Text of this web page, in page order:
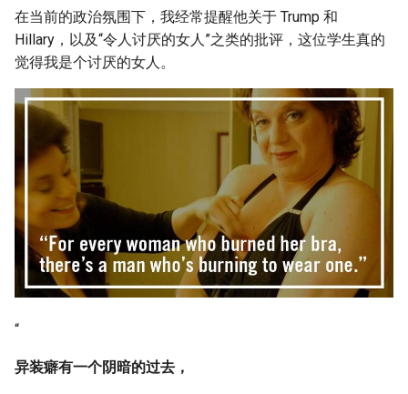
在当前的政治氛围下，我经常提醒他关于 Trump 和
Hillary，以及“令人讨厌的女人”之类的批评，这位学生真的
觉得我是个讨厌的女人。
“
异装癖有一个阴暗的过去，